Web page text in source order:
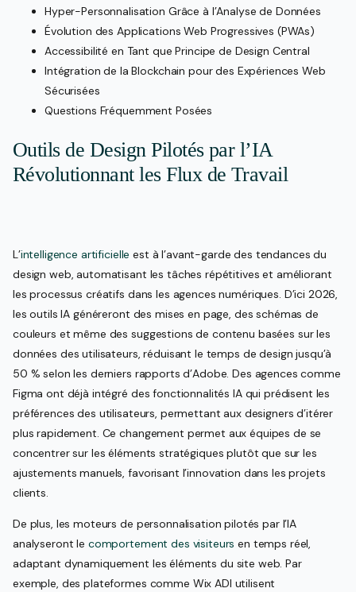
Hyper-Personnalisation Grâce à l’Analyse de Données
Évolution des Applications Web Progressives (PWAs)
Accessibilité en Tant que Principe de Design Central
Intégration de la Blockchain pour des Expériences Web
Sécurisées
Questions Fréquemment Posées
Outils de Design Pilotés par l’IA
Révolutionnant les Flux de Travail
L’intelligence artificielle est à l’avant-garde des tendances du
design web, automatisant les tâches répétitives et améliorant
les processus créatifs dans les agences numériques. D’ici 2026,
les outils IA généreront des mises en page, des schémas de
couleurs et même des suggestions de contenu basées sur les
données des utilisateurs, réduisant le temps de design jusqu’à
50 % selon les derniers rapports d’Adobe. Des agences comme
Figma ont déjà intégré des fonctionnalités IA qui prédisent les
préférences des utilisateurs, permettant aux designers d’itérer
plus rapidement. Ce changement permet aux équipes de se
concentrer sur les éléments stratégiques plutôt que sur les
ajustements manuels, favorisant l’innovation dans les projets
clients.
De plus, les moteurs de personnalisation pilotés par l’IA
analyseront le comportement des visiteurs en temps réel,
adaptant dynamiquement les éléments du site web. Par
exemple, des plateformes comme Wix ADI utilisent